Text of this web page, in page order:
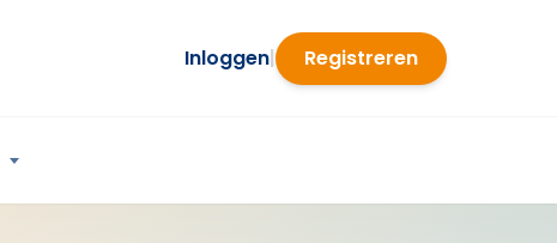
Inloggen| Registreren